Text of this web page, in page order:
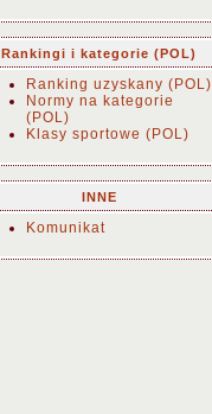
Rankingi i kategorie (POL)
Ranking uzyskany (POL)
Normy na kategorie
(POL)
Klasy sportowe (POL)
INNE
Komunikat